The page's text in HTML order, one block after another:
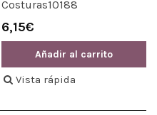
Costuras10188
6,15€
Añadir al carrito
Vista rápida